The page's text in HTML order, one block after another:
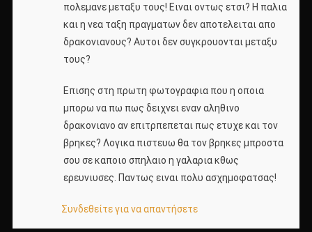
πολεμανε μεταξυ τους! Ειναι οντως ετσι? Η παλια
και η νεα ταξη πραγματων δεν αποτελειται απο
δρακονιανους? Αυτοι δεν συγκρουονται μεταξυ
τους?
Επισης στη πρωτη φωτογραφια που η οποια
μπορω να πω πως δειχνει εναν αληθινο
δρακονιανο αν επιτρπεπεται πως ετυχε και τον
βρηκες? Λογικα πιστευω θα τον βρηκες μπροστα
σου σε καποιο σπηλαιο η γαλαρια κθως
ερευνιυσες. Παντως ειναι πολυ ασχημοφατσας!
Συνδεθείτε για να απαντήσετε